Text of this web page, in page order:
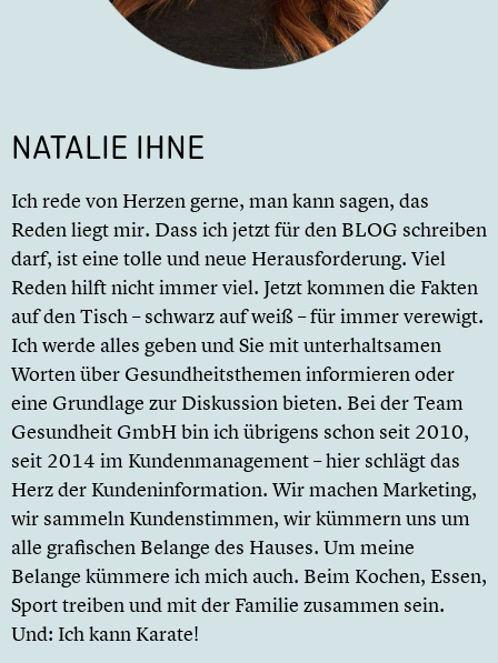
NATALIE IHNE
Ich rede von Herzen gerne, man kann sagen, das
Reden liegt mir. Dass ich jetzt für den BLOG schreiben
darf, ist eine tolle und neue Herausforderung. Viel
Reden hilft nicht immer viel. Jetzt kommen die Fakten
auf den Tisch – schwarz auf weiß – für immer verewigt.
Ich werde alles geben und Sie mit unterhaltsamen
Worten über Gesundheitsthemen informieren oder
eine Grundlage zur Diskussion bieten. Bei der Team
Gesundheit GmbH bin ich übrigens schon seit 2010,
seit 2014 im Kundenmanagement – hier schlägt das
Herz der Kundeninformation. Wir machen Marketing,
wir sammeln Kundenstimmen, wir kümmern uns um
alle grafischen Belange des Hauses. Um meine
Belange kümmere ich mich auch. Beim Kochen, Essen,
Sport treiben und mit der Familie zusammen sein.
Und: Ich kann Karate!